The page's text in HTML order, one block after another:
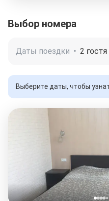
Выбор номера
Даты поездки • 2 гостя
Выберите даты, чтобы